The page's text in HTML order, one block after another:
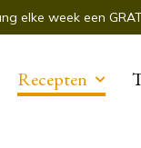
elke week een
Recepten